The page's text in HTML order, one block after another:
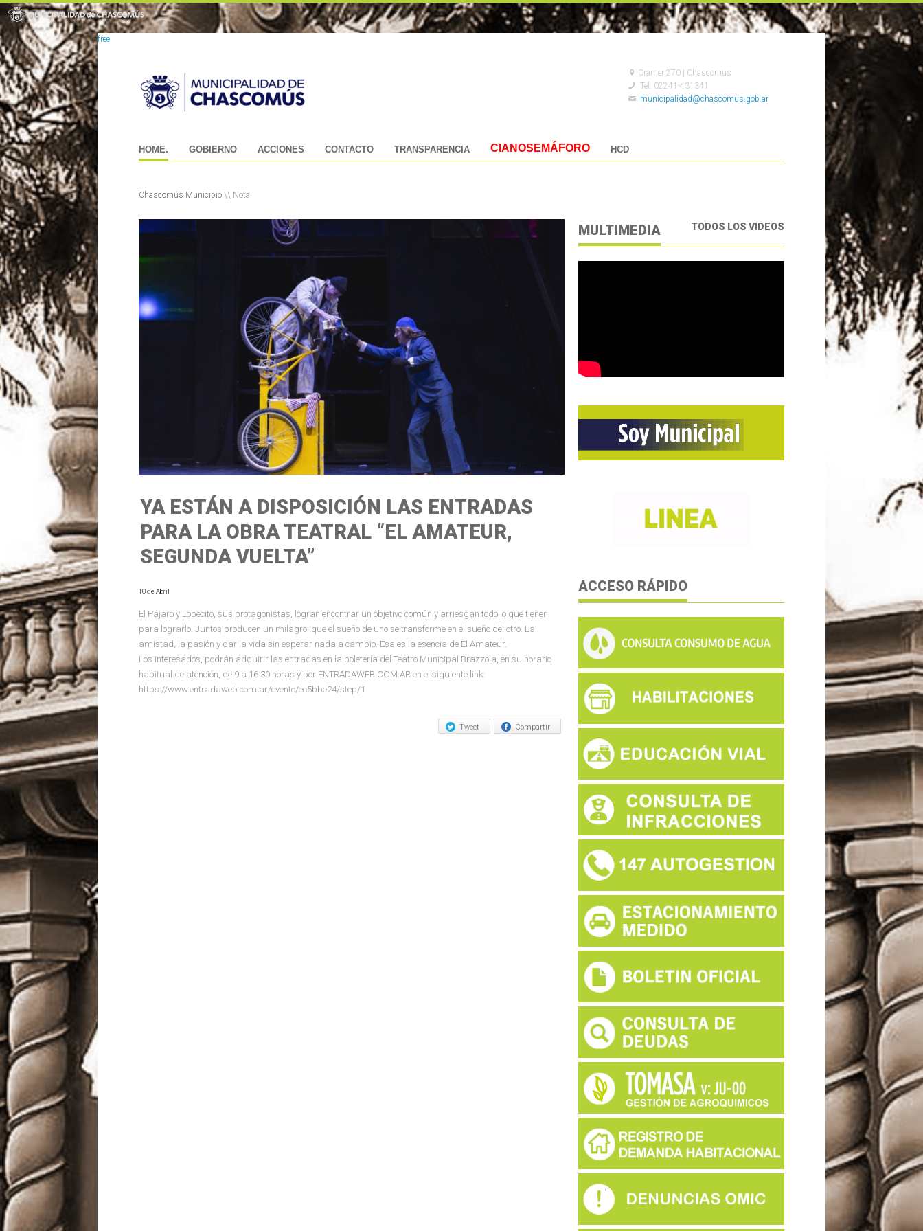
free
Cramer 270 | Chascomús
Tel: 02241-431341
municipalidad@chascomus.gob.ar
HOME. GOBIERNO ACCIONES CONTACTO TRANSPARENCIA CIANOSEMÁFORO HCD
Chascomús Municipio \\ Nota
YA ESTÁN A DISPOSICIÓN LAS ENTRADAS
PARA LA OBRA TEATRAL “EL AMATEUR,
SEGUNDA VUELTA”
10 de Abril
El Pájaro y Lopecito, sus protagonistas, logran encontrar un objetivo común y arriesgan todo lo que tienen
para lograrlo. Juntos producen un milagro: que el sueño de uno se transforme en el sueño del otro. La
amistad, la pasión y dar la vida sin esperar nada a cambio. Esa es la esencia de El Amateur.
Los interesados, podrán adquirir las entradas en la boletería del Teatro Municipal Brazzola, en su horario
habitual de atención, de 9 a 16:30 horas y por ENTRADAWEB.COM.AR en el siguiente link:
https://www.entradaweb.com.ar/evento/ec5bbe24/step/1
Compartir
Tweet
MULTIMEDIA TODOS LOS VIDEOS
ACCESO RÁPIDO